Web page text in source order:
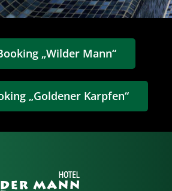
„Wilder Mann“
„Goldener Karpfen“